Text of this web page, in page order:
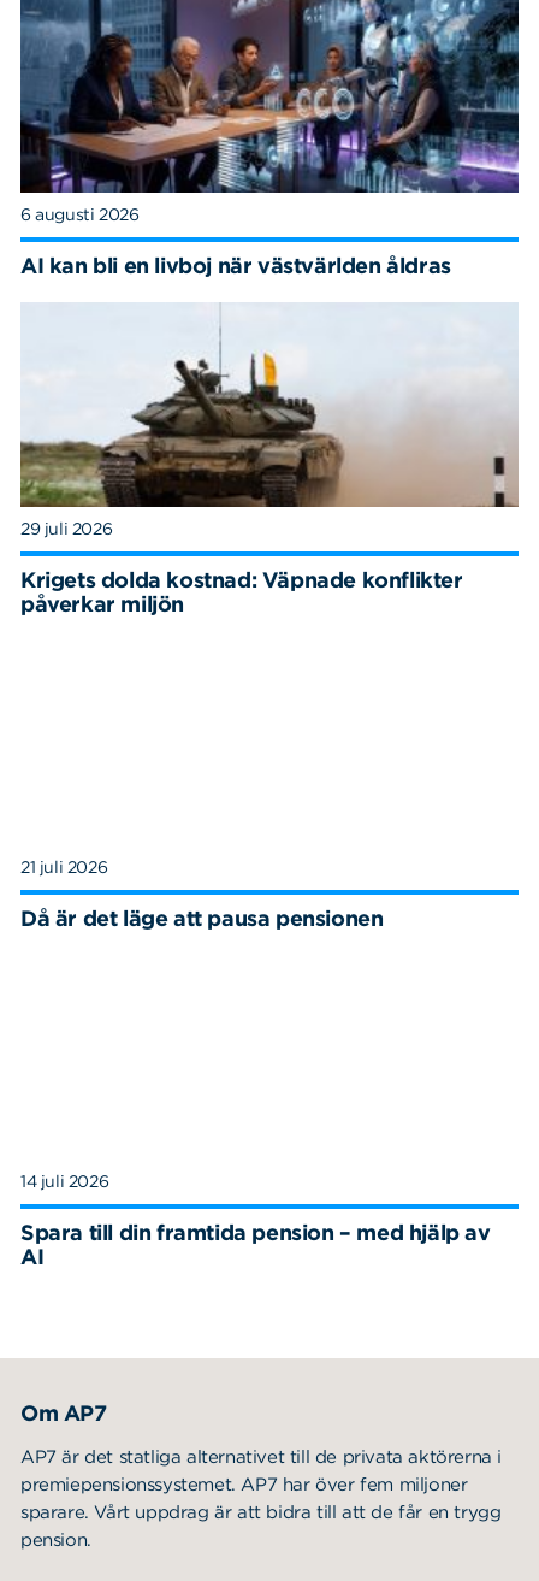
6 augusti 2026
AI kan bli en livboj när västvärlden åldras
29 juli 2026
Krigets dolda kostnad: Väpnade konflikter
påverkar miljön
21 juli 2026
Då är det läge att pausa pensionen
14 juli 2026
Spara till din framtida pension – med hjälp av
AI
Om AP7
AP7 är det statliga alternativet till de privata aktörerna i
premiepensionssystemet. AP7 har över fem miljoner
sparare. Vårt uppdrag är att bidra till att de får en trygg
pension.